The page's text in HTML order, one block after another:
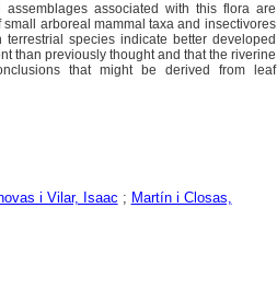
associated with this flora are
arboreal mammal taxa and insectivores
species indicate better developed
than previously thought and that the riverine
that might be derived from leaf
i Vilar, Isaac ; Martín i Closas,